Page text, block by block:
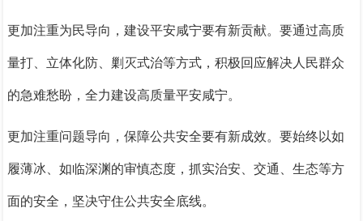
更加注重为民导向，建设平安咸宁要有新贡献。要通过高质
量打、立体化防、剿灭式治等方式，积极回应解决人民群众
的急难愁盼，全力建设高质量平安咸宁。
更加注重问题导向，保障公共安全要有新成效。要始终以如
履薄冰、如临深渊的审慎态度，抓实治安、交通、生态等方
面的安全，坚决守住公共安全底线。